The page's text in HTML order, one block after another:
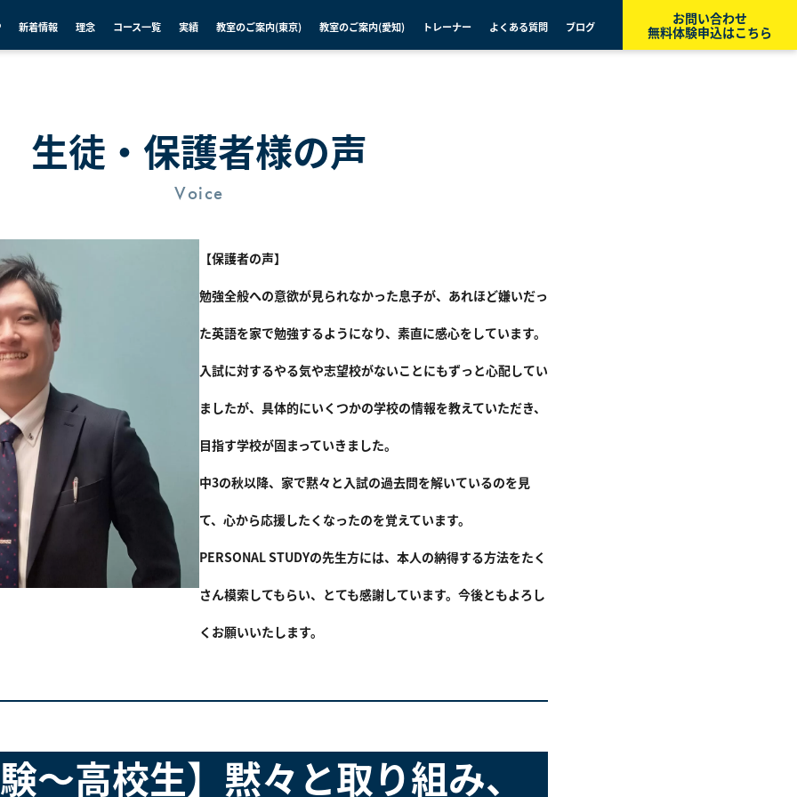
新着情報 理念 コース一覧 実績 教室のご案内(東京) 教室のご案内(愛知) トレーナー よくある質問 ブログ
お問い合わせ
無料体験申込はこちら
生徒・保護者様の声
Voice
【保護者の声】
勉強全般への意欲が見られなかった息子が、あれほど嫌いだっ
た英語を家で勉強するようになり、素直に感心をしています。
入試に対するやる気や志望校がないことにもずっと心配してい
ましたが、具体的にいくつかの学校の情報を教えていただき、
目指す学校が固まっていきました。
中3の秋以降、家で黙々と入試の過去問を解いているのを見
て、心から応援したくなったのを覚えています。
PERSONAL STUDYの先生方には、本人の納得する方法をたく
さん模索してもらい、とても感謝しています。今後ともよろし
くお願いいたします。
～高校生】黙々と取り組み、